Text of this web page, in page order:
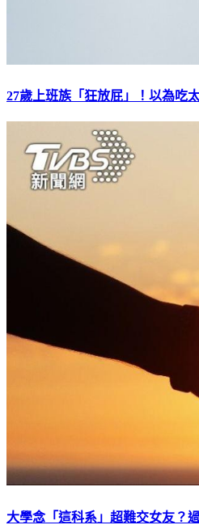
27歲上班族「狂放屁」！以為吃
大學念「這科系」超難交女友？